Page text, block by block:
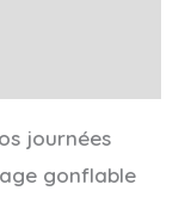
journées
gonflable